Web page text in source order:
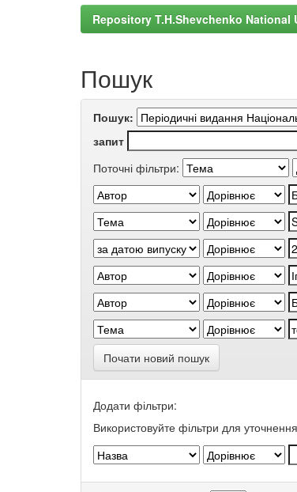
Repository T.H.Shevchenko
Пошук
Пошук:
запит
Поточні фільтри:
Почати новий пошук
Додати фільтри:
Використовуйте фільтри для